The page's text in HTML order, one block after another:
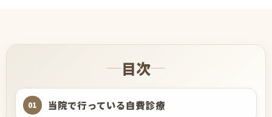
目次
01 当院で行っている自費診療